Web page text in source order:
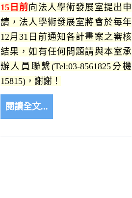
15日前向法人學術發展室提出申
請，法人學術發展室將會於每年
12月31日前通知各計畫案之審核
結果，如有任何問題請與本室承
辦人員聯繫(Tel:03-8561825分機
15815)，謝謝！
閱讀全文...